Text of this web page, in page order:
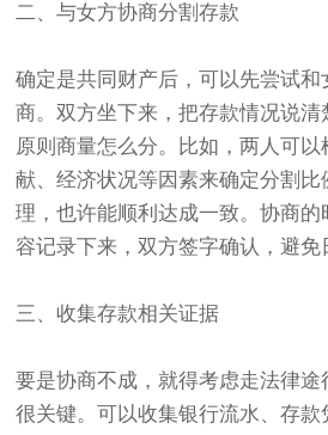
二、与女方协商分割存款
确定是共同财产后，可以先尝试
商。双方坐下来，把存款情况说
原则商量怎么分。比如，两人可
献、经济状况等因素来确定分割
理，也许能顺利达成一致。协商
容记录下来，双方签字确认，避免
三、收集存款相关证据
要是协商不成，就得考虑走法律
很关键。可以收集银行流水、存